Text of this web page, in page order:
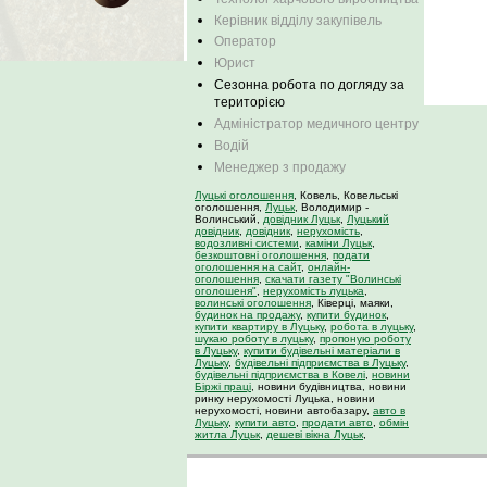
Керівник відділу закупівель
Оператор
Юрист
Сезонна робота по догляду за
територією
Адміністратор медичного центру
Водій
Менеджер з продажу
Луцькі оголошення, Ковель, Ковельські
оголошення, Луцьк, Володимир -
Волинський, довідник Луцьк, Луцький
довідник, довідник, нерухомість,
водозливні системи, каміни Луцьк,
безкоштовні оголошення, подати
оголошення на сайт, онлайн-
оголошення, скачати газету "Волинські
оголошеня", нерухомість луцька,
волинські оголошення, Ківерці, маяки,
будинок на продажу, купити будинок,
купити квартиру в Луцьку, робота в луцьку,
шукаю роботу в луцьку, пропоную роботу
в Луцьку, купити будівельні матеріали в
Луцьку, будівельні підприємства в Луцьку,
будівельні підприємства в Ковелі, новини
Біржі праці, новини будівництва, новини
ринку нерухомості Луцька, новини
нерухомості, новини автобазару, авто в
Луцьку, купити авто, продати авто, обмін
житла Луцьк, дешеві вікна Луцьк,